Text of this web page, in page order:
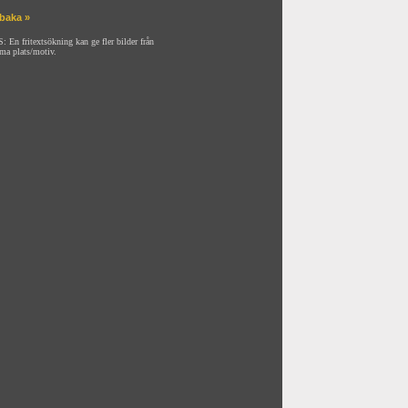
»
En fritextsökning kan ge fler bilder från
plats/motiv.